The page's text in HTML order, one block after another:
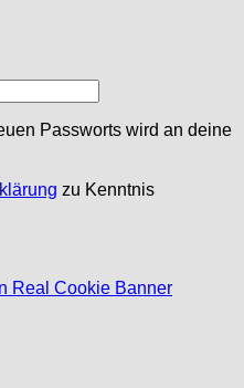
Passworts wird an deine
zu Kenntnis
Real Cookie Banner